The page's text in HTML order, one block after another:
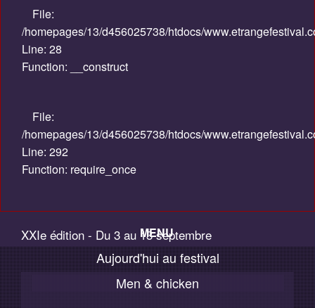
File:
/homepages/13/d456025738/htdocs/
Line: 28
Function: __construct
File:
/homepages/13/d456025738/htdocs/
Line: 292
Function: require_once
XXIe édition - Du 3 au 13 septembre
2015
MENU
Accueil
Palmarès / Compétitions
Aujourd'hui au festival
Men & chicken